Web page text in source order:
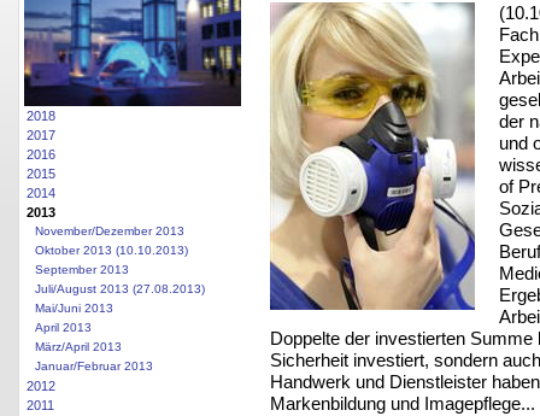
2018
2017
2016
2015
2014
2013
November/Dezember 2013
Oktober 2013 (10.10.2013)
September 2013
Juli/August 2013 (27.08.2013)
Mai/Juni 2013
April 2013
März/April 2013
Januar/Februar 2013
2012
2011
der
und
of
Doppelte der investierten
Sicherheit investiert, sondern
Handwerk und Dienstleister
Markenbildung und Imagepflege...